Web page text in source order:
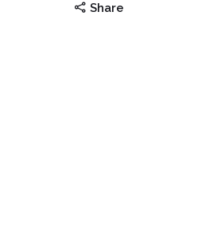
Share